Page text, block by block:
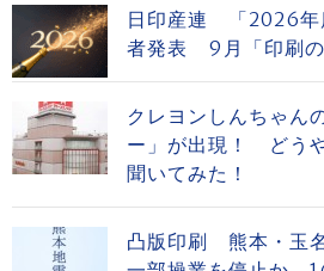
日印産連 「2026年
者発表 9月「印刷の
クレヨンしんちゃん
ー」が出現！ どう
聞いてみた！
凸版印刷 熊本・玉